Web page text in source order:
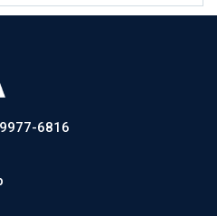
6816